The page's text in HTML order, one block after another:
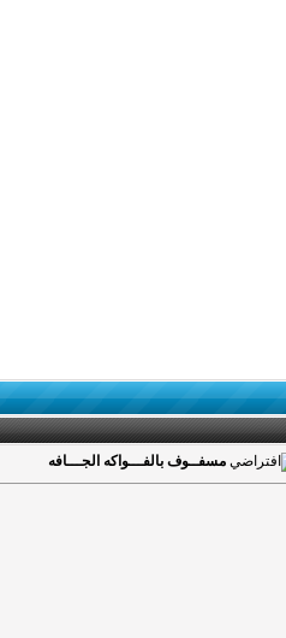
مسفــوف بالفـــواكه الجـــافه